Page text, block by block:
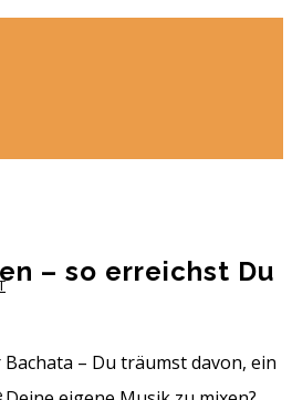
– so erreichst Du
– Du träumst davon, ein